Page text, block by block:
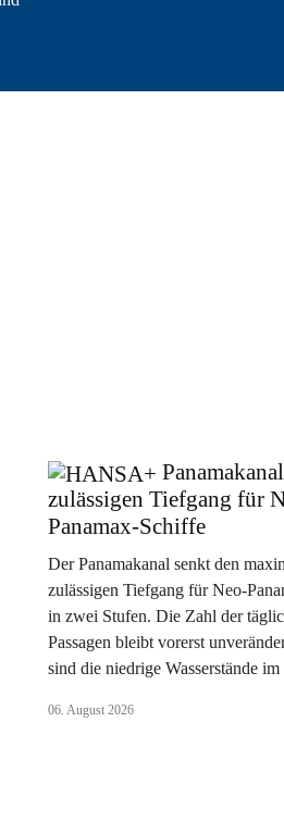
zulässigen Tiefgang für
Panamax-Schiffe
Der Panamakanal senkt den
zulässigen Tiefgang für Neo-
in zwei Stufen. Die Zahl der
Passagen bleibt vorerst
sind die niedrige Wasserstände im
06. August 2026